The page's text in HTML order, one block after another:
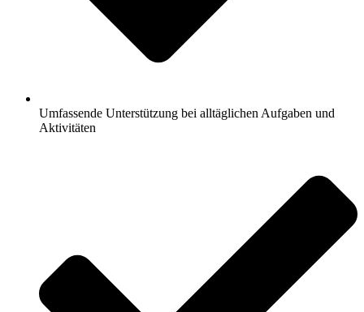
Umfassende Unterstützung bei alltäglichen Aufgaben und
Aktivitäten